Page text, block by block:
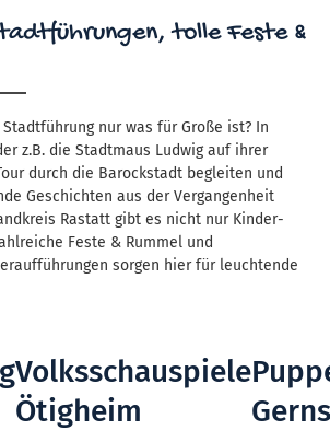
tolle Feste &
nur was für Große ist? In
z.B. die Stadtmaus Ludwig auf ihrer
durch die Barockstadt begleiten und
Geschichten aus der Vergangenheit
Rastatt gibt es nicht nur Kinder-
Feste & Rummel und
sorgen hier für leuchtende
Volksschauspiele
Ötigheim